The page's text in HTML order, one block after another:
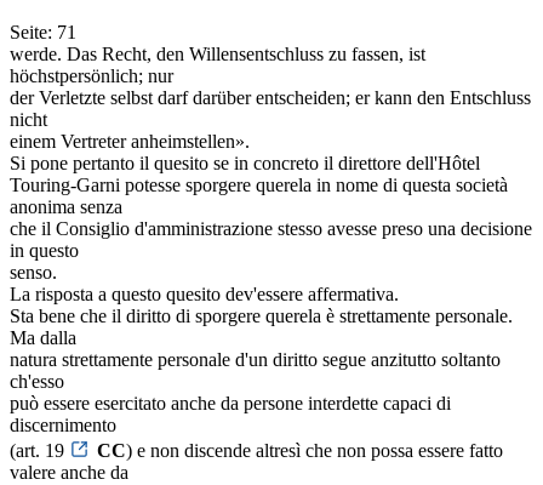
Seite: 71
werde. Das Recht, den Willensentschluss zu fassen, ist
höchstpersönlich; nur
der Verletzte selbst darf darüber entscheiden; er kann den Entschluss
nicht
einem Vertreter anheimstellen».
Si pone pertanto il quesito se in concreto il direttore dell'Hôtel
Touring-Garni potesse sporgere querela in nome di questa società
anonima senza
che il Consiglio d'amministrazione stesso avesse preso una decisione
in questo
senso.
La risposta a questo quesito dev'essere affermativa.
Sta bene che il diritto di sporgere querela è strettamente personale.
Ma dalla
natura strettamente personale d'un diritto segue anzitutto soltanto
ch'esso
può essere esercitato anche da persone interdette capaci di
discernimento
(art. 19
CC) e non discende altresì che non possa essere fatto
valere anche da